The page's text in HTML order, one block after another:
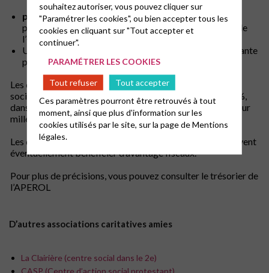
par chèqueà l’ordre de la Fondation de l’Oratoire,en
précisant « Pour l’Entraide », chèque adressé au 4 rue de
l’Oratoire 75001 Paris – France.
Un reçu fiscal vous sera adressé en début d’année suivante
pour votre déclaration de revenus.
Les dons fait par une entreprise soumise à l’impôt sur les
sociétés sont déductibles des bénéfices à hauteur de 60%,
dans la limite d’un volume de dons inférieur ou égal à 5 pour
mille du chiffre d’affaires de la société.
Les dons effectués par certains donateurs étrangers peuvent
éventuellement bénéficier d’avantage fiscaux.
Pour plus de précisions, vous pouvez consulter le trésorier de
l’APEROL
D’autres associations caritatives amies
La Clairière (centre social dans le 2e)
CASP (Centre d’action social protestant)
souhaitez autoriser, vous pouvez cliquer sur
"Paramétrer les cookies", ou bien accepter tous les
cookies en cliquant sur "Tout accepter et
continuer".
PARAMÉTRER LES COOKIES
Tout refuser
Tout accepter
Ces paramètres pourront être retrouvés à tout
moment, ainsi que plus d'information sur les
cookies utilisés par le site, sur la page deMentions
légales.